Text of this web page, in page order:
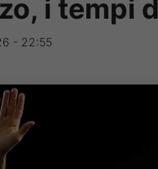
i tempi
- 22:55